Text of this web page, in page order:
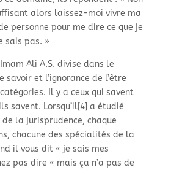
alors laissez-moi vivre ma
personne pour me dire ce que je
sais pas. »
Ali A.S. divise dans le
savoir et l’ignorance de l’être
Il y a ceux qui savent
savent. Lorsqu’il[4] a étudié
la jurisprudence, chaque
chacune des spécialités de la
il vous dit « je sais mes
pas dire « mais ça n’a pas de